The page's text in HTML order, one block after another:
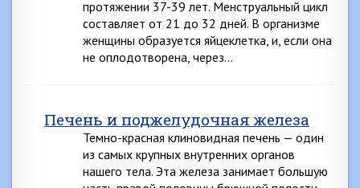
протяжении 37-39 лет. Менструальный цикл
составляет от 21 до 32 дней. В организме
женщины образуется яйцеклетка, и, если она
не оплодотворена, через…
Печень и поджелудочная железа
Темно-красная клиновидная печень — один
из самых крупных внутренних органов
нашего тела. Эта железа занимает большую